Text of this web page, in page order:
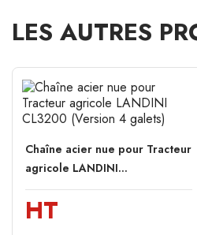
LES AUTRES
Chaîne acier nue pour Tracteur
agricole LANDINI...
HT